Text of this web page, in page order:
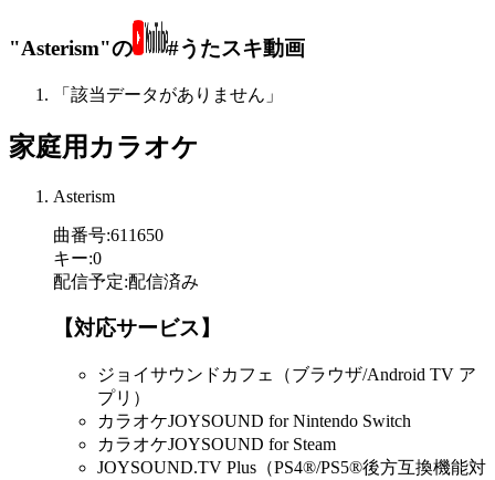
"Asterism"の #うたスキ動画
「該当データがありません」
家庭用カラオケ
Asterism
曲番号:611650
キー:0
配信予定:配信済み
【対応サービス】
ジョイサウンドカフェ（ブラウザ/Android TV ア
プリ）
カラオケJOYSOUND for Nintendo Switch
カラオケJOYSOUND for Steam
JOYSOUND.TV Plus（PS4®/PS5®後方互換機能対